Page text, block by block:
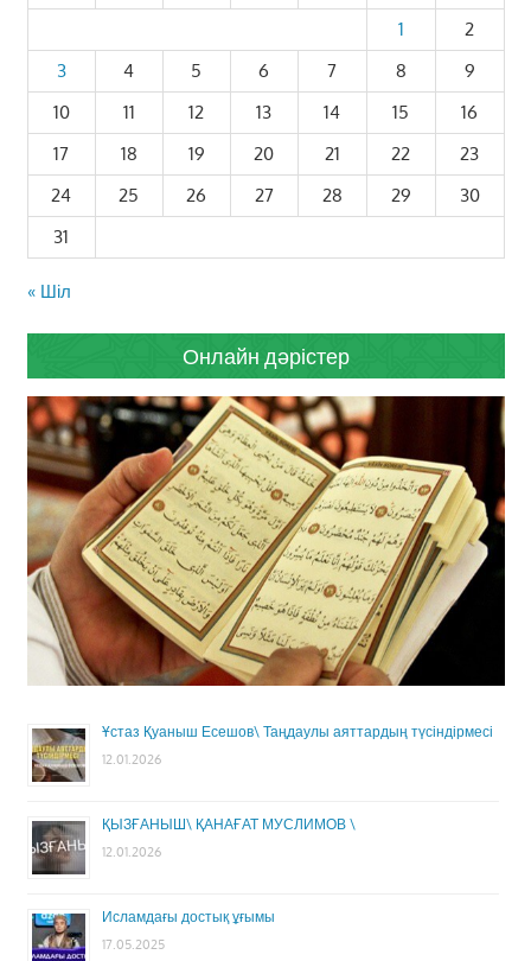
1
2
3
4 5 6 7 8
9
10
11 12 13 14 15
16
17
18 19 20 21 22
23
24
25 26 27 28 29
30
31
« Шіл
Онлайн дәрістер
Ұстаз Қуаныш Есешов\ Таңдаулы аяттардың түсіндірмесі
12.01.2026
ҚЫЗҒАНЫШ\ ҚАНАҒАТ МУСЛИМОВ \
12.01.2026
Исламдағы достық ұғымы
17.05.2025